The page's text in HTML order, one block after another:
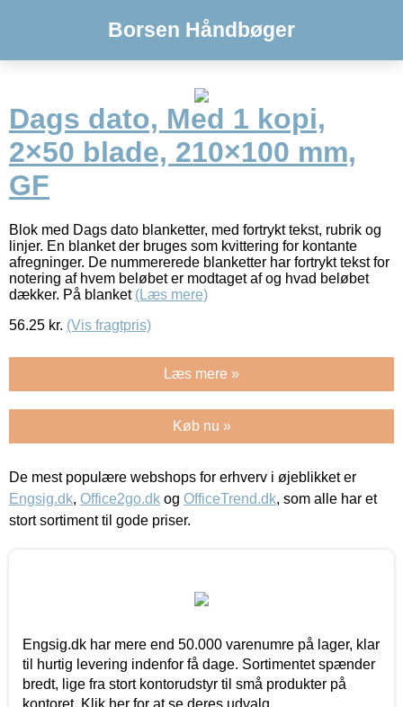
Borsen Håndbøger
Dags dato, Med 1 kopi,
2×50 blade, 210×100 mm,
GF
Blok med Dags dato blanketter, med fortrykt tekst, rubrik og
linjer. En blanket der bruges som kvittering for kontante
afregninger. De nummererede blanketter har fortrykt tekst for
notering af hvem beløbet er modtaget af og hvad beløbet
dækker. På blanket (Læs mere)
56.25 kr. (Vis fragtpris)
Læs mere »
Køb nu »
De mest populære webshops for erhverv i øjeblikket er
Engsig.dk, Office2go.dk og OfficeTrend.dk, som alle har et
stort sortiment til gode priser.
Engsig.dk har mere end 50.000 varenumre på lager, klar
til hurtig levering indenfor få dage. Sortimentet spænder
bredt, lige fra stort kontorudstyr til små produkter på
kontoret. Klik her for at se deres udvalg.